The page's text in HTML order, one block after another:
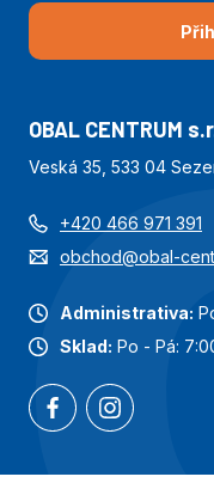
OBAL CENTRUM
Veská 35, 533 04
+420 466 971 391
obchod@obal-
Administrativa:
Sklad: Po - Pá: